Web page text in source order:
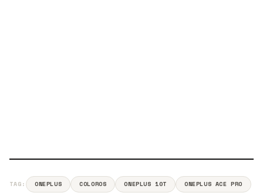
TAG: ONEPLUS COLOROS ONEPLUS 10T ONEPLUS ACE PRO